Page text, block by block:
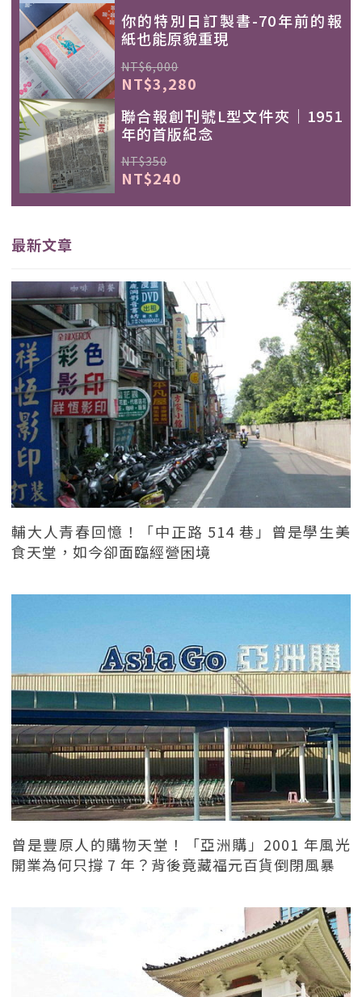
你的特別日訂製書-70年前的報
紙也能原貌重現
NT$6,000
NT$3,280
聯合報創刊號L型文件夾｜1951
年的首版紀念
NT$350
NT$240
最新文章
輔大人青春回憶！「中正路 514 巷」曾是學生美
食天堂，如今卻面臨經營困境
曾是豐原人的購物天堂！「亞洲購」2001 年風光
開業為何只撐 7 年？背後竟藏福元百貨倒閉風暴